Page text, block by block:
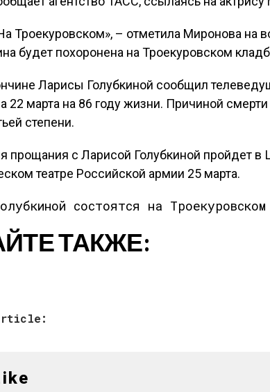
Троекуровском», – отметила Миронова на
будет похоронена на Троекуровском
Ларисы Голубкиной сообщил
22 марта на 86 году жизни. Причиной смерти
степени.
прощания с Ларисой Голубкиной пройдет в
театре Российской армии 25 марта.
ТАКЖЕ: